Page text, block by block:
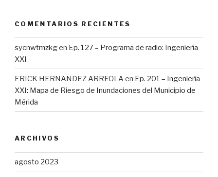
COMENTARIOS RECIENTES
sycnwtmzkgen Ep. 127 – Programa de radio: Ingeniería
XXI
ERICK HERNANDEZ ARREOLAen Ep. 201 – Ingeniería
XXI: Mapa de Riesgo de Inundaciones del Municipio de
Mérida
ARCHIVOS
agosto 2023